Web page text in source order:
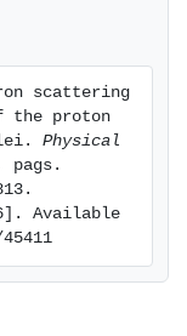
occupation of
scattering
the proton
Physical
pags.
Available